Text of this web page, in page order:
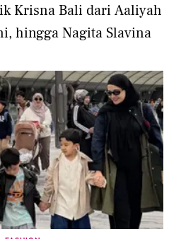
Krisna Bali dari Aaliyah
hingga Nagita Slavina